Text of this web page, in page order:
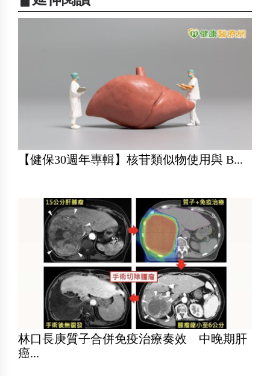
【健保30週年專輯】核苷類似物使用與 B...
林口長庚質子合併免疫治療奏效 中晚期肝
癌...